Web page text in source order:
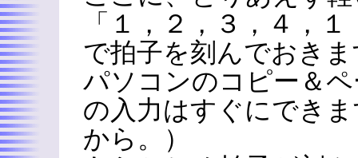
「１，２，３，４，
で拍子を刻んでおき
パソコンのコピー＆
の入力はすぐにでき
から。）